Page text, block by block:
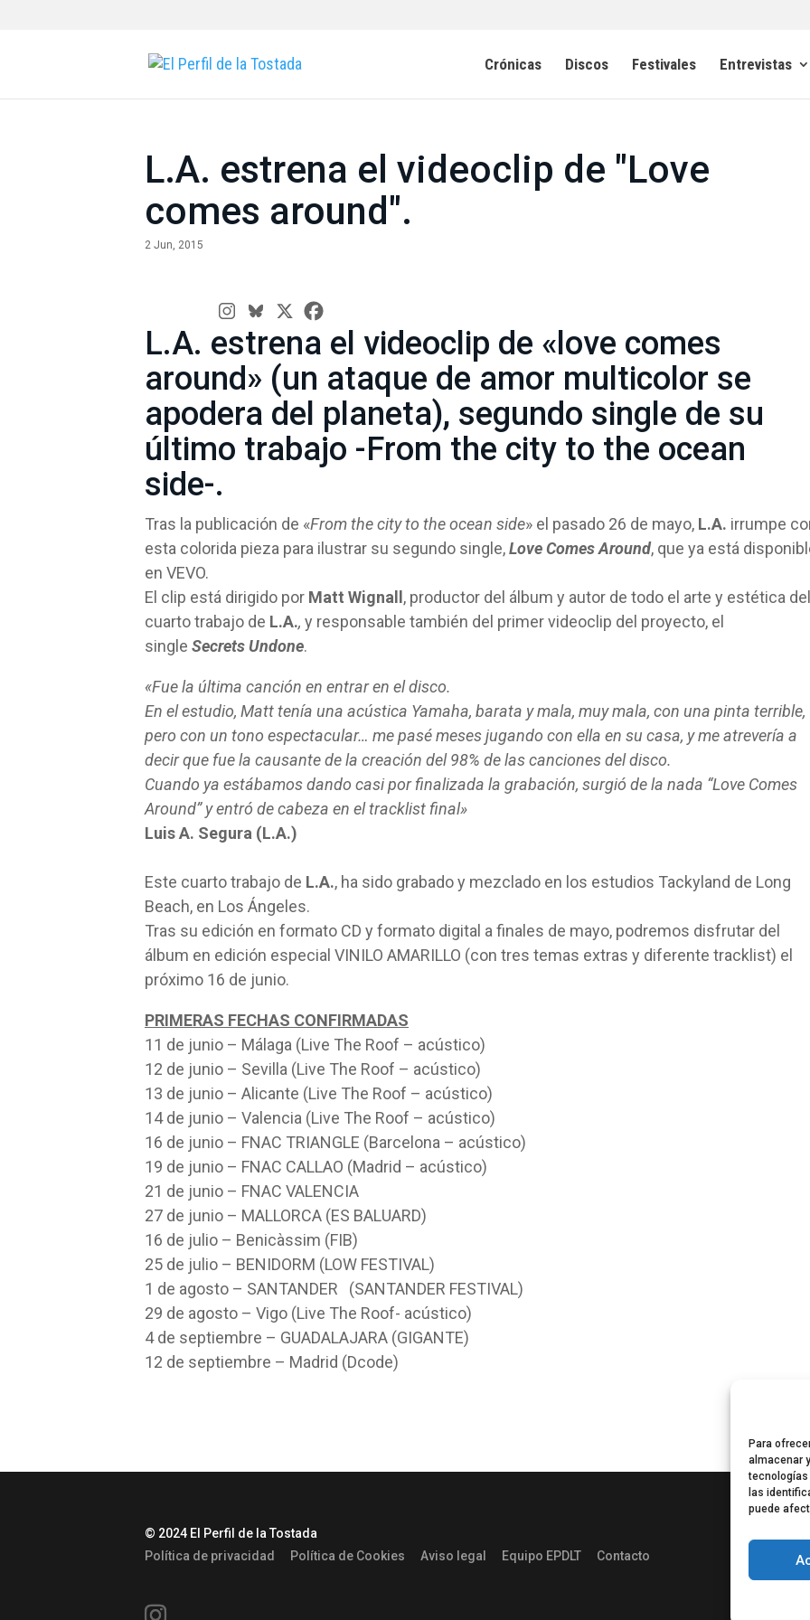
Para
almacenar
tecnologías
las
puede
Crónicas Discos Festivales Entrevistas
L.A. estrena el videoclip de "Love
comes around".
2 Jun, 2015
L.A. estrena el videoclip de «love comes
around» (un ataque de amor multicolor se
apodera del planeta), segundo single de su
último trabajo -From the city to the ocean
side-.
Tras la publicación de «From the city to the ocean side» el pasado 26 de mayo, L.A. irrumpe
esta colorida pieza para ilustrar su segundo single,Love Comes Around, que ya está
en VEVO.
El clip está dirigido por Matt Wignall , productor del álbum y autor de todo el arte y estética del
cuarto trabajo de L.A., y responsable también del primer videoclip del proyecto, el
single Secrets Undone.
«Fue la última canción en entrar en el disco.
En el estudio, Matt tenía una acústica Yamaha, barata y mala, muy mala, con una pinta terrible,
pero con un tono espectacular… me pasé meses jugando con ella en su casa, y me atrevería a
decir que fue la causante de la creación del 98% de las canciones del disco.
Cuando ya estábamos dando casi por finalizada la grabación, surgió de la nada “Love Comes
Around” y entró de cabeza en el tracklist final»
Luis A. Segura (L.A.)
Este cuarto trabajo de L.A., ha sido grabado y mezclado en los estudios Tackyland de Long
Beach, en Los Ángeles.
Tras su edición en formato CD y formato digital a finales de mayo, podremos disfrutar del
álbum en edición especial VINILO AMARILLO (con tres temas extras y diferente tracklist) el
próximo 16 de junio.
PRIMERAS FECHAS CONFIRMADAS
11 de junio – Málaga (Live The Roof – acústico)
12 de junio – Sevilla (Live The Roof – acústico)
13 de junio – Alicante (Live The Roof – acústico)
14 de junio – Valencia (Live The Roof – acústico)
16 de junio – FNAC TRIANGLE (Barcelona – acústico)
19 de junio – FNAC CALLAO (Madrid – acústico)
21 de junio – FNAC VALENCIA
27 de junio – MALLORCA (ES BALUARD)
16 de julio – Benicàssim (FIB)
25 de julio – BENIDORM (LOW FESTIVAL)
1 de agosto – SANTANDER (SANTANDER FESTIVAL)
29 de agosto – Vigo (Live The Roof- acústico)
4 de septiembre – GUADALAJARA (GIGANTE)
12 de septiembre – Madrid (Dcode)
© 2024 El Perfil de la Tostada
Política de privacidad
Política de Cookies Aviso legal Equipo EPDLT Contacto